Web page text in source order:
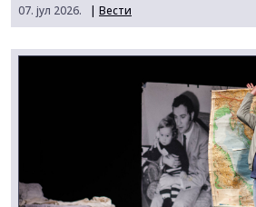
07. јул 2026. | Вести